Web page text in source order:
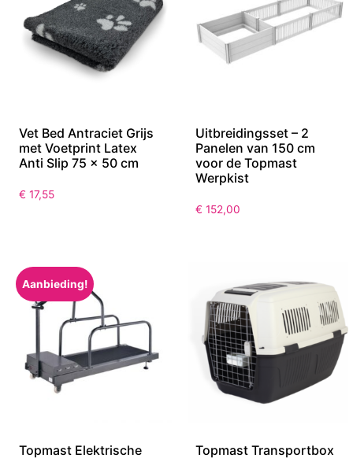
Vet Bed Antraciet Grijs
met Voetprint Latex
Anti Slip 75 x 50 cm
€ 17,55
Uitbreidingsset – 2
Panelen van 150 cm
voor de Topmast
Werpkist
€ 152,00
Aanbieding!
Topmast Elektrische
Topmast Transportbox